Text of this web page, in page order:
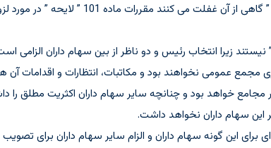
آنچه سهام دار و یا سهام داران متقاضی دعوت مجامع عمومی از طریق
دارای یک پنجم سهام قادر به تشکیل هیات رئیسه طبق ماده 101 ” لایحه ” نیستند زیرا انتخاب رئیس و دو ناظر
مجمع عمومی نخواهند بود و مکاتبات، انتظارات و اقدامات
خواهد بود و چنانچه سایر سهام داران اکثریت مطلق را
سهام داران نخواهد داشت.
ای برای این گونه سهام داران و الزام سایر سهام داران برای